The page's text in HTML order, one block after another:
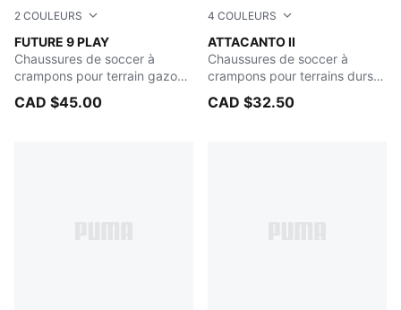
2 COULEURS
FUTURE 9 PLAY
Poison Pink-Sun Stream-Bright Aqua-PUMA White
Chaussures de soccer à
crampons pour terrain gazon
ou tapis d'herbe artificielle
pour hommes
CAD $45.00
4 COULEURS
ATTACANTO II
PUMA Black-PUMA White
Chaussures de soccer à
crampons pour terrains durs
ou artificiels pour hommes
CAD $32.50